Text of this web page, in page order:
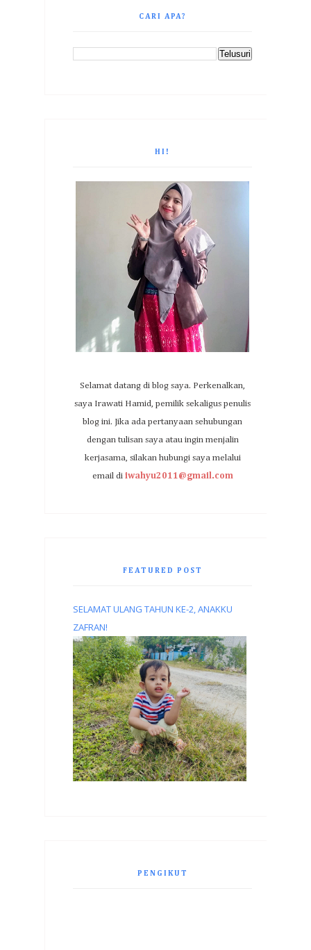
CARI APA?
HI!
Selamat datang di blog saya. Perkenalkan,
saya Irawati Hamid, pemilik sekaligus penulis
blog ini. Jika ada pertanyaan sehubungan
dengan tulisan saya atau ingin menjalin
kerjasama, silakan hubungi saya melalui
email di iwahyu2011@gmail.com
FEATURED POST
SELAMAT ULANG TAHUN KE-2, ANAKKU
ZAFRAN!
PENGIKUT